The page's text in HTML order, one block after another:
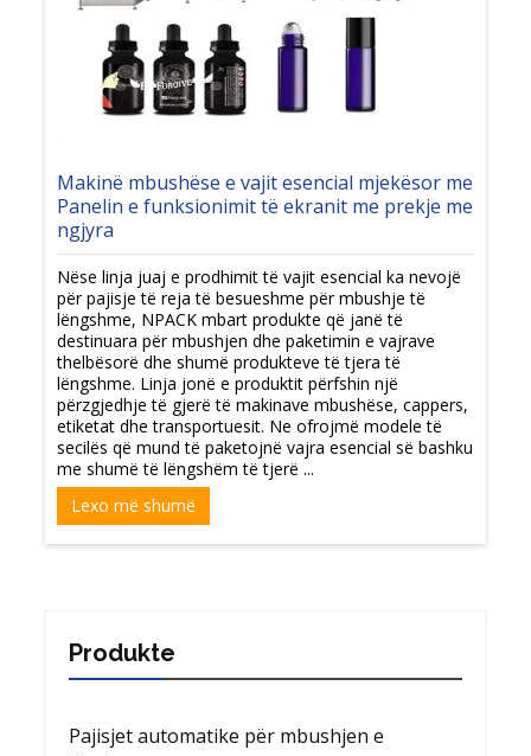
Makinë mbushëse e vajit esencial mjekësor me
Panelin e funksionimit të ekranit me prekje me
ngjyra
Nëse linja juaj e prodhimit të vajit esencial ka nevojë
për pajisje të reja të besueshme për mbushje të
lëngshme, NPACK mbart produkte që janë të
destinuara për mbushjen dhe paketimin e vajrave
thelbësorë dhe shumë produkteve të tjera të
lëngshme. Linja jonë e produktit përfshin një
përzgjedhje të gjerë të makinave mbushëse, cappers,
etiketat dhe transportuesit. Ne ofrojmë modele të
secilës që mund të paketojnë vajra esencial së bashku
me shumë të lëngshëm të tjerë ...
Lexo më shumë
Produkte
Pajisjet automatike për mbushjen e